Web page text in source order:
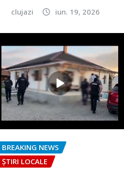
clujazi iun. 19, 2026
BREAKING NEWS
ȘTIRI LOCALE